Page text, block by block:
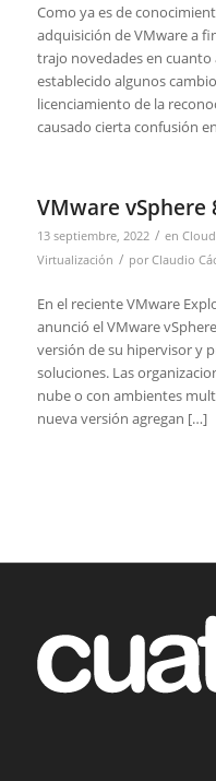
Como ya es de
adquisición de VMware a
trajo novedades en
establecido algunos
licenciamiento de la
causado cierta confusión
VMware vSphere
13 septiembre, 2022 / en Cloud
Virtualización / porClaudio
En el reciente VMware
anunció el VMware
versión de su hipervisor y
soluciones. Las
nube o con ambientes
nueva versión agregan […]